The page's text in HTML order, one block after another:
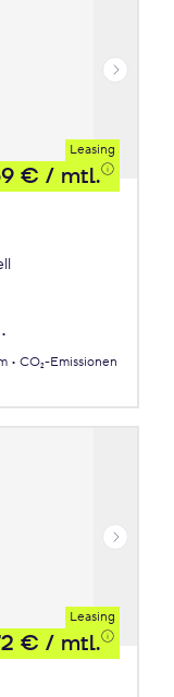
Leasing
€ / mtl.
CO₂-Emissionen
Leasing
€ / mtl.